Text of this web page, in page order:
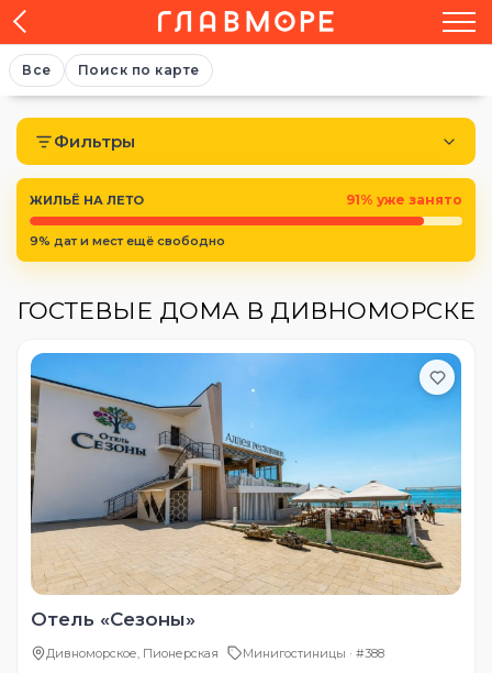
Все Поиск по карте
Фильтры
ЖИЛЬЁ НА ЛЕТО 91% уже занято
9% дат и мест ещё свободно
ГОСТЕВЫЕ ДОМА В ДИВНОМОРСКЕ
Отель «Сезоны»
Дивноморское, Пионерская Минигостиницы · #388